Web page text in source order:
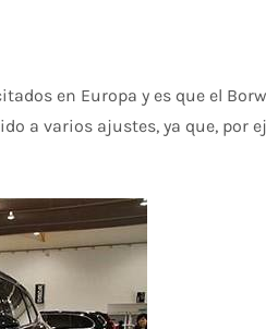
en Europa y es que el
a varios ajustes, ya que, por